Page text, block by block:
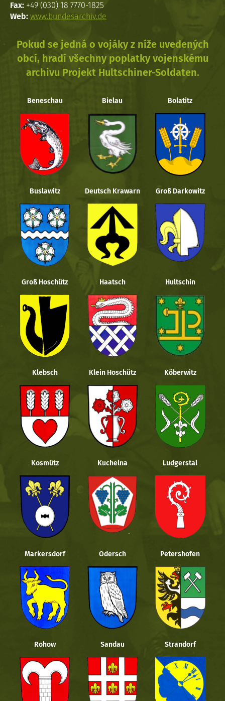
Fax: +49 (030) 18 7770-1825
Web: www.bundesarchiv.de
Pokud se jedná o vojáky z níže uvedených
obcí, hradí všechny poplatky vojenskému
archivu Projekt Hultschiner-Soldaten.
Beneschau Bielau Bolatitz
Buslawitz Deutsch Krawarn Groß Darkowitz
Groß Hoschütz Haatsch Hultschin
Klebsch Klein Hoschütz Köberwitz
Kosmütz Kuchelna Ludgerstal
Markersdorf Odersch Petershofen
Rohow Sandau Strandorf